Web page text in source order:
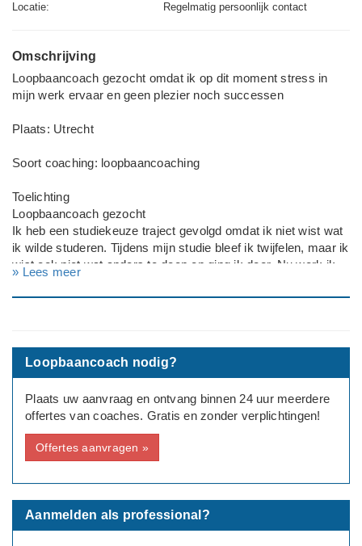
Locatie: Regelmatig persoonlijk contact
Omschrijving
Loopbaancoach gezocht omdat ik op dit moment stress in
mijn werk ervaar en geen plezier noch successen
Plaats: Utrecht
Soort coaching: loopbaancoaching
Toelichting
Loopbaancoach gezocht
Ik heb een studiekeuze traject gevolgd omdat ik niet wist wat
ik wilde studeren. Tijdens mijn studie bleef ik twijfelen, maar ik
wist ook niet wat anders te doen en ging ik door. Nu werk ik
successen. Ik ben in veel dingen geitereseerd, maar weet
Werksituatie: Net afgestudeerd / starter
Leeftijd: 27
Opleidingsniveau: hbo
Huidige baan: jeugdzorgwerker
» Lees meer
Loopbaancoach nodig?
Plaats uw aanvraag en ontvang binnen 24 uur meerdere
offertes van coaches. Gratis en zonder verplichtingen!
Offertes aanvragen »
Aanmelden als professional?